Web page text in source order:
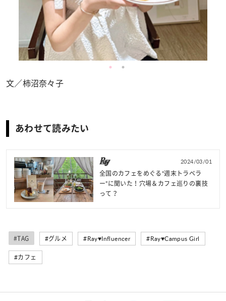
文／柿沼奈々子
あわせて読みたい
2024/03/01
全国のカフェをめぐる“週末トラベラ
ー”に聞いた！穴場＆カフェ巡りの裏技
って？
#TAG #グルメ #Ray♥Influencer #Ray♥Campus Girl
#カフェ